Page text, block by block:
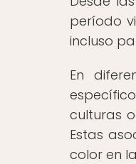
período
incluso
En
culturas
Estas
color en